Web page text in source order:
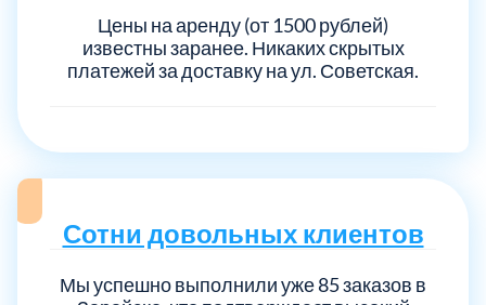
Цены на аренду (от 1500 рублей)
известны заранее. Никаких скрытых
платежей за доставку на ул. Советская.
Сотни довольных клиентов
Мы успешно выполнили уже 85 заказов в
Волоколамский
Воскресенский